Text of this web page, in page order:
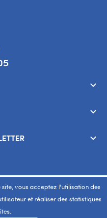
vous acceptez l'utilisation des
et réaliser des statistiques
keyboard_arrow_down
keyboard_arrow_down
keyboard_arrow_down
Tous droits réservés.